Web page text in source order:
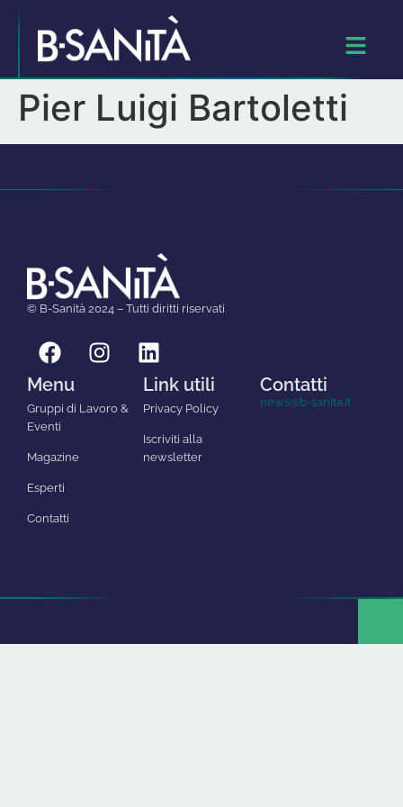
Pier Luigi Bartoletti
© B-Sanità 2024 – Tutti diritti riservati
Menu
Gruppi di Lavoro &
Eventi
Magazine
Esperti
Contatti
Link utili
Privacy Policy
Iscriviti alla
newsletter
Contatti
news@b-sanita.it